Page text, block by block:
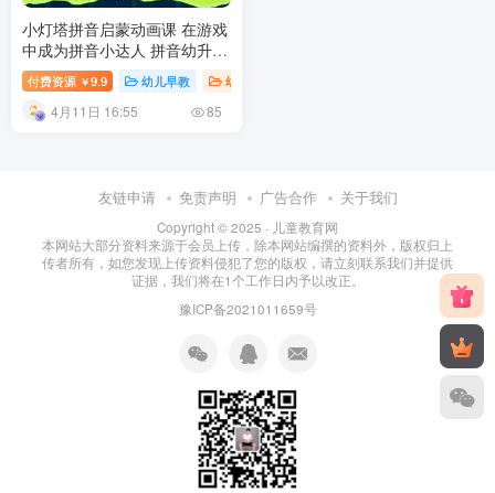
小灯塔拼音启蒙动画课 在游戏
中成为拼音小达人 拼音幼升小
学习课程视频动画 百度网盘下
载付费资源 ￥9.9 幼儿早教 幼升小学习
4月11日 16:55 85
友链申请 免责声明 广告合作 关于我们
Copyright © 2025 · 儿童教育网
本网站大部分资料来源于会员上传，除本网站编撰的资料外，版权归上
传者所有，如您发现上传资料侵犯了您的版权，请立刻联系我们并提供
证据，我们将在1个工作日内予以改正。
豫ICP备2021011659号